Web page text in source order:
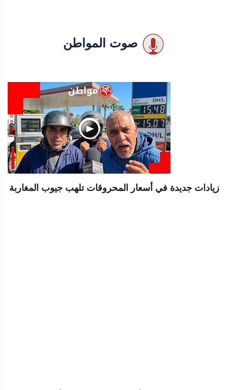
صوت المواطن
زيادات جديدة في أسعار المحروقات تلهب جيوب المغاربة